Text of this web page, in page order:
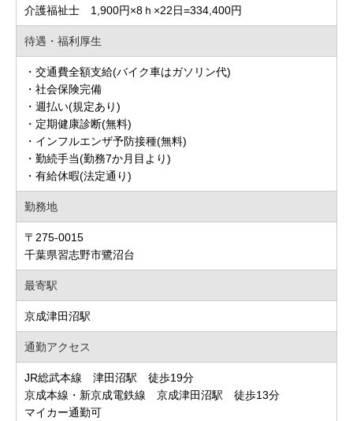
介護福祉士 1,900円×8ｈ×22日=334,400円
待遇・福利厚生
・交通費全額支給(バイク車はガソリン代)
・社会保険完備
・週払い(規定あり)
・定期健康診断(無料)
・インフルエンザ予防接種(無料)
・勤続手当(勤務7か月目より)
・有給休暇(法定通り)
勤務地
〒275-0015
千葉県習志野市鷺沼台
最寄駅
京成津田沼駅
通勤アクセス
JR総武本線 津田沼駅 徒歩19分
京成本線・新京成電鉄線 京成津田沼駅 徒歩13分
マイカー通勤可